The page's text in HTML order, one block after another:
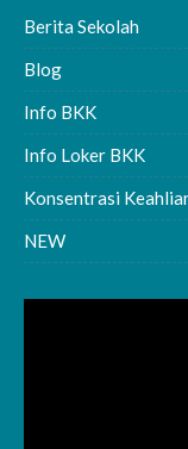
Berita Sekolah
Blog
Info BKK
Info Loker BKK
Konsentrasi
NEW